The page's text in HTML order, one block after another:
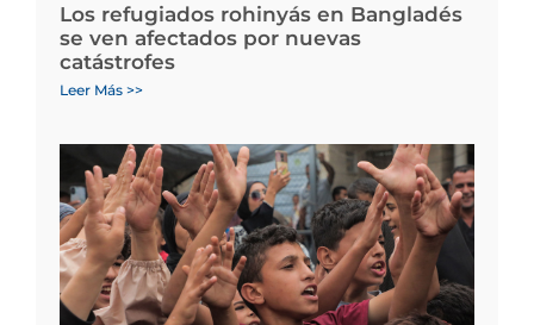
Los refugiados rohinyás en Bangladés
se ven afectados por nuevas
catástrofes
Leer Más >>